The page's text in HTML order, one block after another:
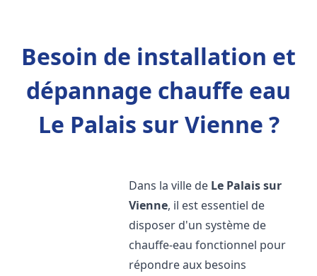
Besoin de installation et
dépannage chauffe eau
Le Palais sur Vienne ?
Dans la ville de Le Palais sur
Vienne, il est essentiel de
disposer d'un système de
chauffe-eau fonctionnel pour
répondre aux besoins